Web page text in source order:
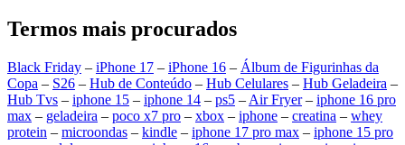
Termos mais procurados
Black Friday – iPhone 17 – iPhone 16 – Álbum de Figurinhas da
Copa – S26 – Hub de Conteúdo – Hub Celulares – Hub Geladeira –
Hub Tvs – iphone 15 – iphone 14 – ps5 – Air Fryer– iphone 16 pro
max – geladeira – poco x7 pro – xbox – iphone – creatina – whey
protein – microondas – kindle – iphone 17 pro max – iphone 15 pro